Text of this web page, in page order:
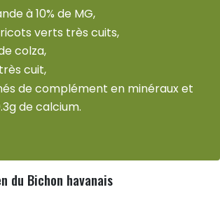
à 10% de MG,
verts très cuits,
colza,
cuit,
de complément en minéraux et
de calcium.
du Bichon havanais